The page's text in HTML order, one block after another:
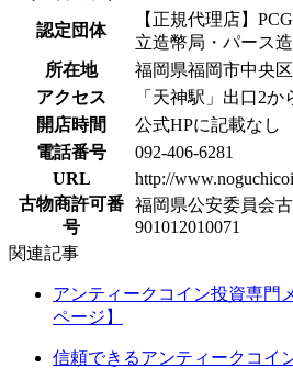
認定団体
【正規代理店】
立造幣局・パース
所在地
福岡県福岡市中央
アクセス
「天神駅」出口2か
開店時間
公式HPに記載なし
電話番号
092-406-6281
URL
http://
古物商許可番
号
福岡県公安委員会
901012010071
関連記事
アンティークコイン投資専門
ページ】
信頼できるアンティークコイ